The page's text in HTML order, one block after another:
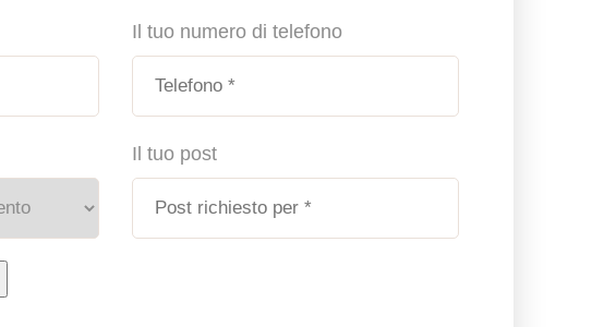
Il tuo numero di telefono
Il tuo post